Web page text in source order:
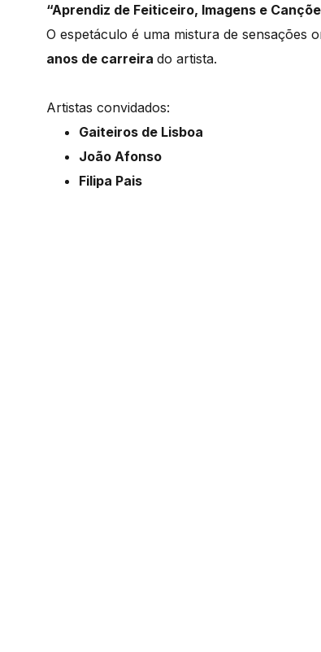
“Aprendiz de Feiticeiro, Imagens e
O espetáculo é uma mistura de sensações
anos de carreira do artista.
Artistas convidados:
Gaiteiros de Lisboa
João Afonso
Filipa Pais